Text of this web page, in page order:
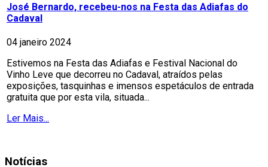
José Bernardo, recebeu-nos na Festa das Adiafas do
Cadaval
04 janeiro 2024
Estivemos na Festa das Adiafas e Festival Nacional do
Vinho Leve que decorreu no Cadaval, atraídos pelas
exposições, tasquinhas e imensos espetáculos de entrada
gratuita que por esta vila, situada...
Ler Mais...
Notícias